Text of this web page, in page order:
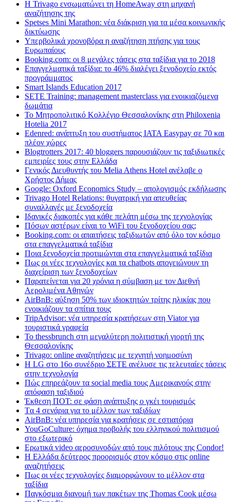
Η Trivago ενσωματώνει τη HomeAway στη μηχανή
αναζήτησης της
Spetses Mini Marathon: νέα διάκριση για τα μέσα κοινωνικής
δικτύωσης
Υπερβολικά χρονοβόρα η αναζήτηση πτήσης για τους
Ευρωπαίους
Booking.com: οι 8 μεγάλες τάσεις στα ταξίδια για το 2018
Επαγγελματικά ταξίδια: το 46% διαλέγει ξενοδοχείο εκτός
προγράμματος
Smart Islands Education 2017
SETE Training: management masterclass για ενοικιαζόμενα
δωμάτια
Το Μητροπολιτικό Κολλέγιο Θεσσαλονίκης στη Philoxenia
Hotelia 2017
Edenred: ανάπτυξη του συστήματος IATA Easypay σε 70 και
πλέον χώρες
Blogtrotters 2017: 40 bloggers παρουσιάζουν τις ταξιδιωτικές
εμπειρίες τους στην Ελλάδα
Γενικός Διευθυντής του Melia Athens Hotel ανέλαβε ο
Χρήστος Δήμας
Google: Oxford Economics Study – απολογισμός εκδήλωσης
Trivago Hotel Relations: θυγατρική για απευθείας
συναλλαγές με ξενοδοχεία
Iδανικές διακοπές για κάθε πελάτη μέσω της τεχνολογίας
Πόσων αστέρων είναι το WiFi του ξενοδοχείου σας;
Booking.com: οι απαιτήσεις ταξιδιωτών από όλο τον κόσμο
στα επαγγελματικά ταξίδια
Ποια ξενοδοχεία προτιμώνται στα επαγγελματικά ταξίδια
Πως οι νέες τεχνολογίες και τα chatbots απογειώνουν τη
διαχείριση των ξενοδοχείων
Παρατείνεται για 20 χρόνια η σύμβαση με τον Διεθνή
Αερολιμένα Αθηνών
AirBnB: αύξηση 50% των ιδιοκτητών τρίτης ηλικίας που
ενοικιάζουν τα σπίτια τους
TripAdvisor: νέα υπηρεσία κρατήσεων στη Viator για
τουριστικά γραφεία
Το thessbrunch στη μεγαλύτερη πολιτιστική γιορτή της
Θεσσαλονίκης
Trivago: online αναζητήσεις με τεχνητή νοημοσύνη
H LG στο 16ο συνέδριο ΣΕΤΕ ανέλυσε τις τελευταίες τάσεις
στην τεχνολογία
Πώς επηρεάζουν τα social media τους Αμερικανούς στην
απόφαση ταξιδιού
Έκθεση ΠΟΤ: σε φάση ανάπτυξης ο γκέι τουρισμός
Tα 4 σενάρια για το μέλλον των ταξιδίων
AirBnB: νέα υπηρεσία για κρατήσεις σε εστιατόρια
YouGoCulture: όχημα προβολής του ελληνικού πολιτισμού
στο εξωτερικό
Eρωτικά video αεροσυνοδών από τους πιλότους της Condor!
Η Ελλάδα δεύτερος προορισμός στον κόσμο στις online
αναζητήσεις
Πως οι νέες τεχνολογίες διαμορφώνουν το μέλλον στα
ταξίδια
Παγκόσμια διανομή των πακέτων της Thomas Cook μέσω